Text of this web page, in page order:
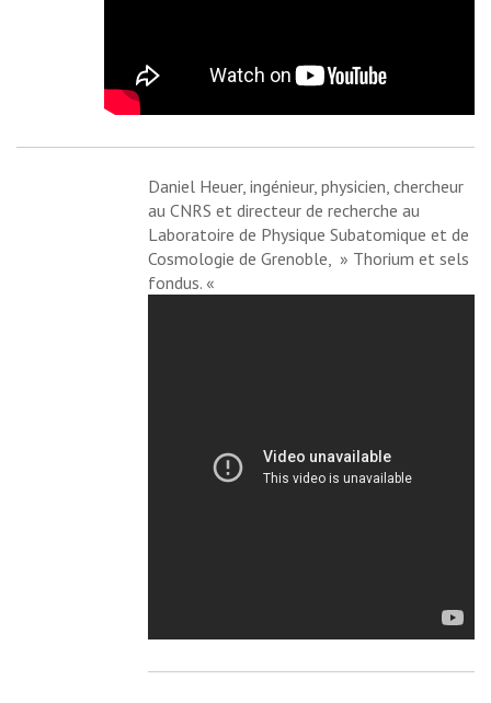
Daniel Heuer, ingénieur, physicien, chercheur
au CNRS et directeur de recherche au
Laboratoire de Physique Subatomique et de
Cosmologie de Grenoble,
» Thorium et sels
fondus. «